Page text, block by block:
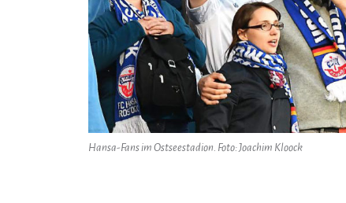
Hansa-Fans im Ostseestadion. Foto: Joachim Kloock